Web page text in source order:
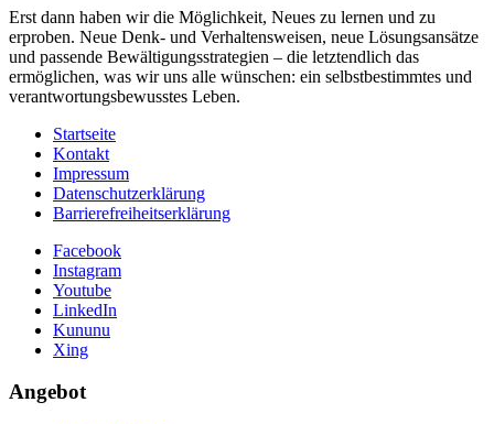
Erst dann haben wir die Möglichkeit, Neues zu lernen und zu
erproben. Neue Denk- und Verhaltensweisen, neue Lösungsansätze
und passende Bewältigungsstrategien – die letztendlich das
ermöglichen, was wir uns alle wünschen: ein selbstbestimmtes und
verantwortungsbewusstes Leben.
Startseite
Kontakt
Impressum
Datenschutzerklärung
Barrierefreiheitserklärung
Facebook
Instagram
Youtube
LinkedIn
Kununu
Xing
Angebot